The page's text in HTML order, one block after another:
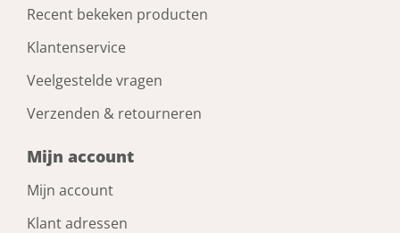
Recent bekeken producten
Klantenservice
Veelgestelde vragen
Verzenden & retourneren
Mijn account
Mijn account
Klant adressen